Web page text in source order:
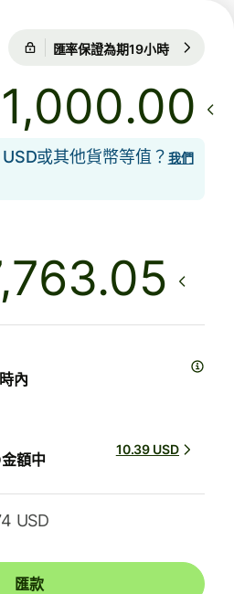
匯率保證為期19小時
.00
或其他貨幣等值？ 我們
內
額中
10.39 USD
USD
匯款